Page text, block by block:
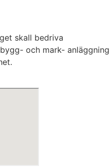
skall bedriva
och mark- anläggning